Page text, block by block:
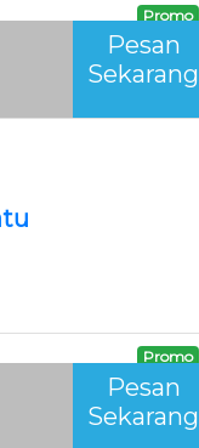
Promo
Pesan
Sekarang
Promo
Pesan
Sekarang